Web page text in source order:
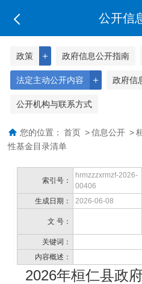
公开信
＋
政策 政府信息公开指南
＋
法定主动公开内容 政府信
公开机构与联系方式
您的位置： 首页 > 信息公开 >
性基金目录清单
索引号：
hrmzzzxrmzf-2026-
00406
生成日期： 2026-06-08
文 号：
关键词：
内容概述：
2026年桓仁县政